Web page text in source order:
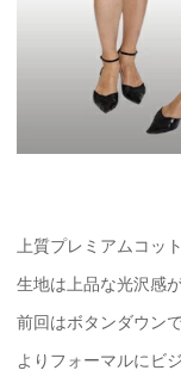
上質プレミアムコッ
生地は上品な光沢感
前回はボタンダウン
よりフォーマルにビ